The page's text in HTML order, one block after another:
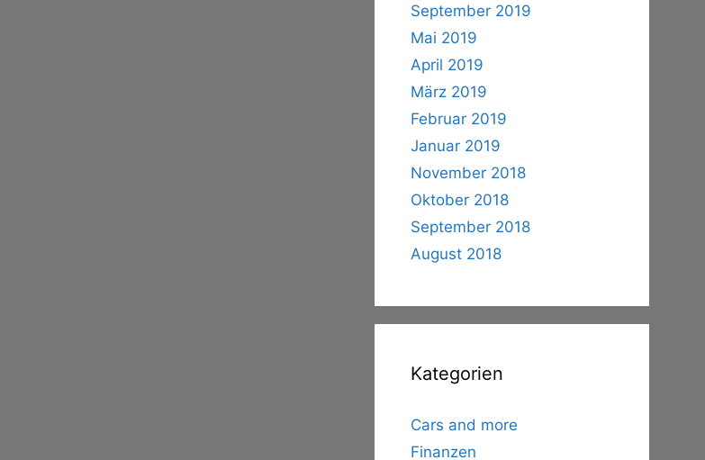
September 2019
Mai 2019
April 2019
März 2019
Februar 2019
Januar 2019
November 2018
Oktober 2018
September 2018
August 2018
Kategorien
Cars and more
Finanzen